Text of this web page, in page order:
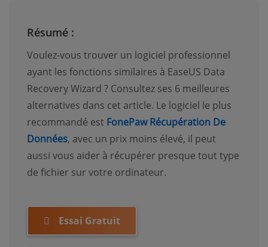
Résumé :
Voulez-vous trouver un logiciel professionnel
ayant les fonctions similaires à EaseUS Data
Recovery Wizard ? Consultez ses 6 meilleures
alternatives dans cet article. Le logiciel le plus
recommandé est FonePaw Récupération De
Données, avec un prix moins élevé, il peut
aussi vous aider à récupérer presque tout type
de fichier sur votre ordinateur.
Essai Gratuit